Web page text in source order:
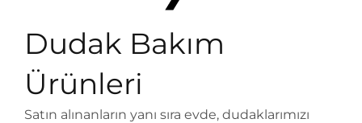
Dudak Bakım
Ürünleri
Satın alınanların yanı sıra evde, dudaklarımızı